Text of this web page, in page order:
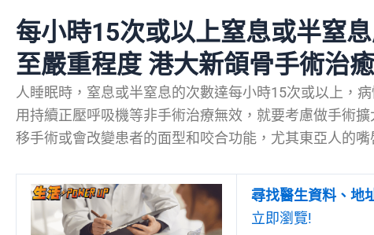
每小時15次或以上窒息或半窒
至嚴重程度 港大新頜骨手術治
人睡眠時，窒息或半窒息的次數達每小時15次或以上，
用持續正壓呼吸機等非手術治療無效，就要考慮做手術
移手術或會改變患者的面型和咬合功能，尤其東亞人的嘴
尋找醫生資料、地
立即瀏覽!